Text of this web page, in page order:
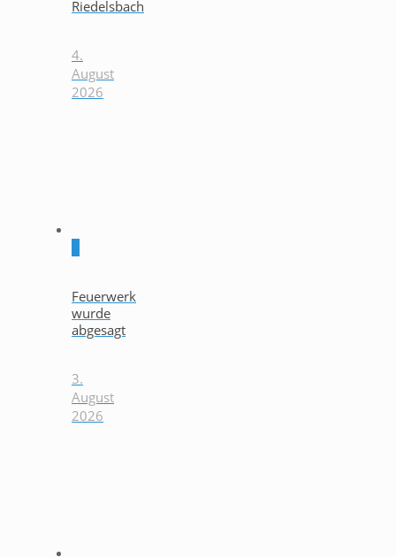
Riedelsbach
4.
August
2026
Feuerwerk
wurde
abgesagt
3.
August
2026